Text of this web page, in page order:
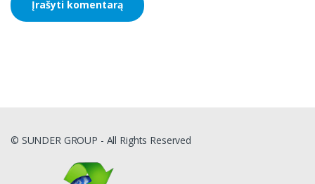
© SUNDER GROUP - All Rights Reserved